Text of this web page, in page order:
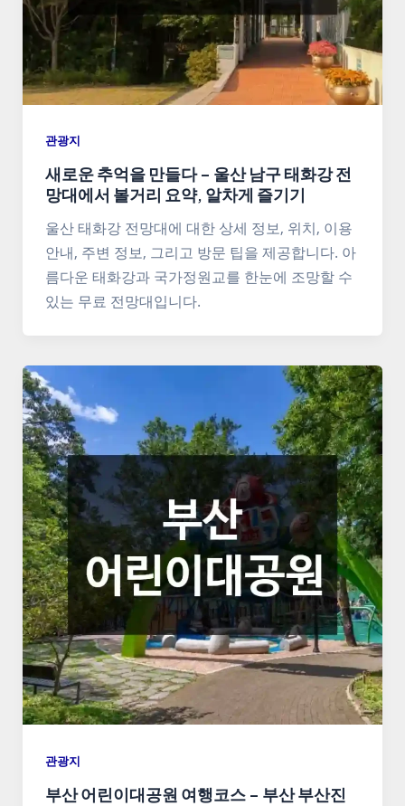
관광지
새로운 추억을 만들다 – 울산 남구 태화강 전
망대에서 볼거리 요약, 알차게 즐기기
울산 태화강 전망대에 대한 상세 정보, 위치, 이용
안내, 주변 정보, 그리고 방문 팁을 제공합니다. 아
름다운 태화강과 국가정원교를 한눈에 조망할 수
있는 무료 전망대입니다.
관광지
부산 어린이대공원 여행코스 – 부산 부산진